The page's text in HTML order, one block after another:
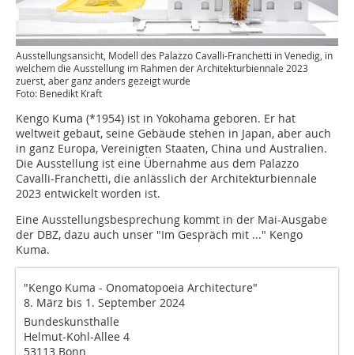
Ausstellungsansicht, Modell des Palazzo Cavalli-Franchetti in Venedig, in
welchem die Ausstellung im Rahmen der Architekturbiennale 2023
zuerst, aber ganz anders gezeigt wurde
Foto: Benedikt Kraft
Kengo Kuma (*1954) ist in Yokohama geboren. Er hat
weltweit gebaut, seine Gebäude stehen in Japan, aber auch
in ganz Europa, Vereinigten Staaten, China und Australien.
Die Ausstellung ist eine Übernahme aus dem Palazzo
Cavalli-Franchetti, die anlässlich der Architekturbiennale
2023 entwickelt worden ist.
Eine Ausstellungsbesprechung kommt in der Mai-Ausgabe
der DBZ, dazu auch unser "Im Gespräch mit ..." Kengo
Kuma.
"Kengo Kuma - Onomatopoeia Architecture"
8. März bis 1. September 2024
Bundeskunsthalle
Helmut-Kohl-Allee 4
53113 Bonn